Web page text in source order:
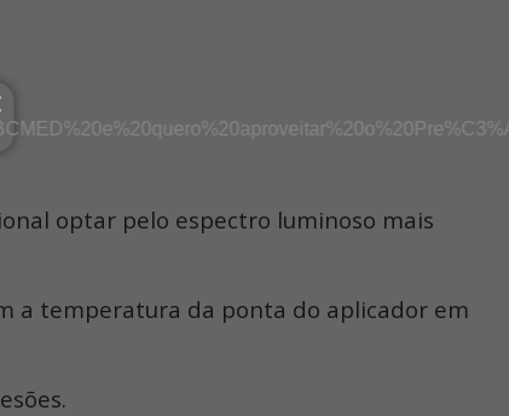
optar pelo espectro luminoso mais
a temperatura da ponta do aplicador em